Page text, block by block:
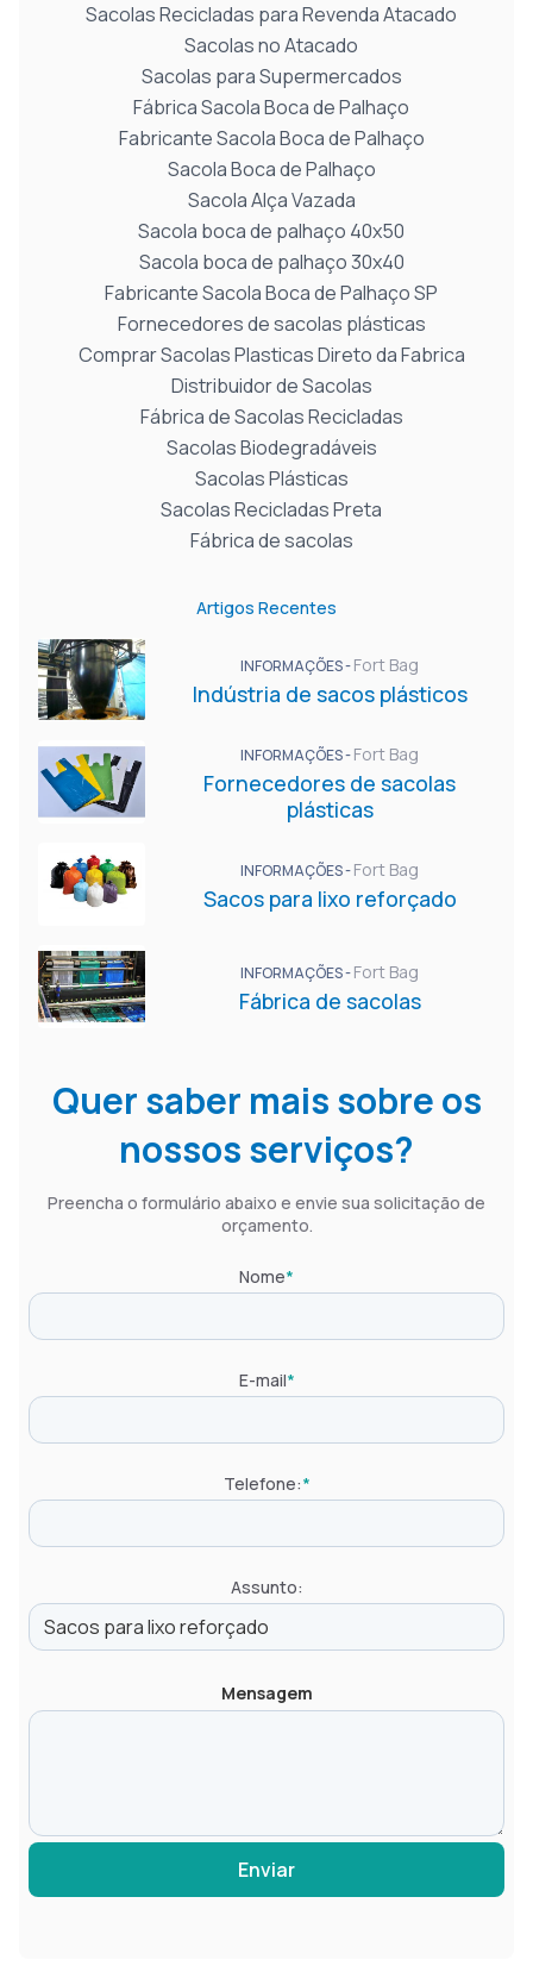
Sacolas Recicladas para Revenda Atacado
Sacolas no Atacado
Sacolas para Supermercados
Fábrica Sacola Boca de Palhaço
Fabricante Sacola Boca de Palhaço
Sacola Boca de Palhaço
Sacola Alça Vazada
Sacola boca de palhaço 40x50
Sacola boca de palhaço 30x40
Fabricante Sacola Boca de Palhaço SP
Fornecedores de sacolas plásticas
Comprar Sacolas Plasticas Direto da Fabrica
Distribuidor de Sacolas
Fábrica de Sacolas Recicladas
Sacolas Biodegradáveis
Sacolas Plásticas
Sacolas Recicladas Preta
Fábrica de sacolas
Artigos Recentes
INFORMAÇÕES -Fort Bag
Indústria de sacos plásticos
INFORMAÇÕES -Fort Bag
Fornecedores de sacolas
plásticas
INFORMAÇÕES -Fort Bag
Sacos para lixo reforçado
INFORMAÇÕES -Fort Bag
Fábrica de sacolas
Quer saber mais sobre os
nossos serviços?
Preencha o formulário abaixo e envie sua solicitação de
orçamento.
Nome*
E-mail*
Telefone:*
Assunto:
Mensagem
Enviar